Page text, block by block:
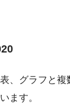
、グラフと複
ます。